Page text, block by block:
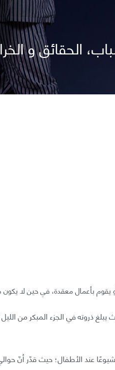
الحقائق و
يقوم بأعمال معقدة، في حين لا
ذروته في الجزء المبكر من